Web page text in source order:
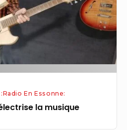
En Essonne:
la musique